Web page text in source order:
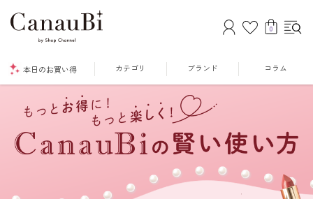
0
本日のお買い得 カテゴリ ブランド コラム